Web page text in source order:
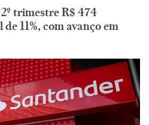
trimestre R$ 474
11%, com avanço em